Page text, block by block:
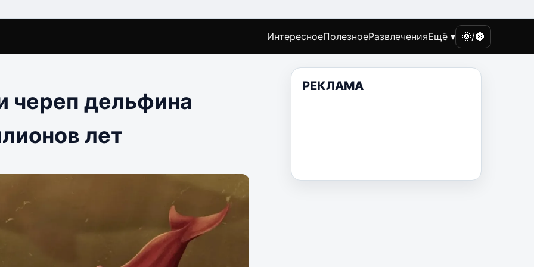
ИнтересноеПолезноеРазвлеченияЕщё ▾ 🌞/🌚
череп дельфина
лет
РЕКЛАМА